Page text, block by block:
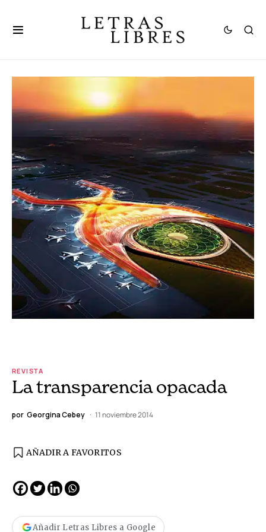
REVISTA
La transparencia opacada
por Georgina Cebey 11 noviembre 2014
AÑADIR A FAVORITOS
Añadir Letras Libres a Google